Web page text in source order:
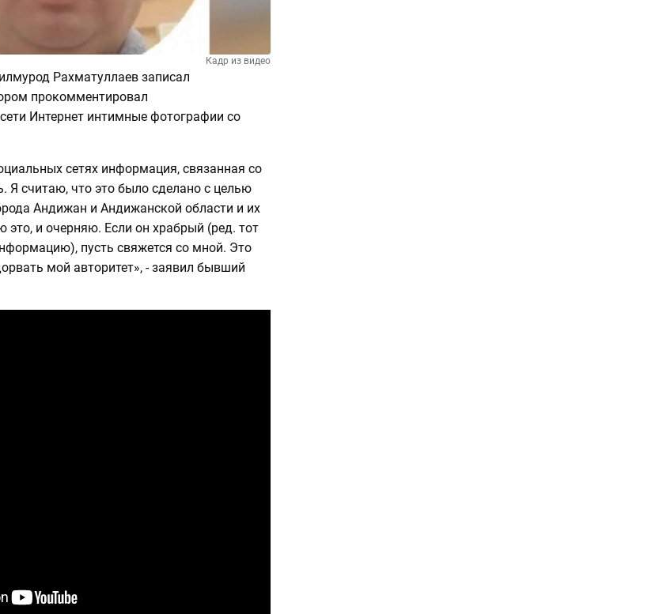
Кадр из видео
Рахматуллаев записал
прокомментировал
Интернет интимные фотографии со
сетях информация, связанная со
Я считаю, что это было сделано с целью
Андижан и Андижанской области и их
это, и очерняю. Если он храбрый (ред. тот
пусть свяжется со мной. Это
мой авторитет», - заявил бывший